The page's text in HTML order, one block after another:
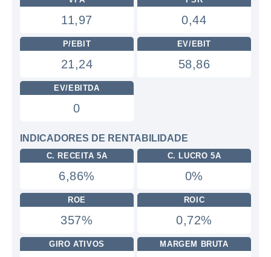
11,97 0,44
P/EBIT
21,24
EV/EBIT
58,86
EV/EBITDA
0
INDICADORES DE RENTABILIDADE
C. RECEITA 5A
6,86%
C. LUCRO 5A
0%
ROE
357%
ROIC
0,72%
GIRO ATIVOS MARGEM BRUTA